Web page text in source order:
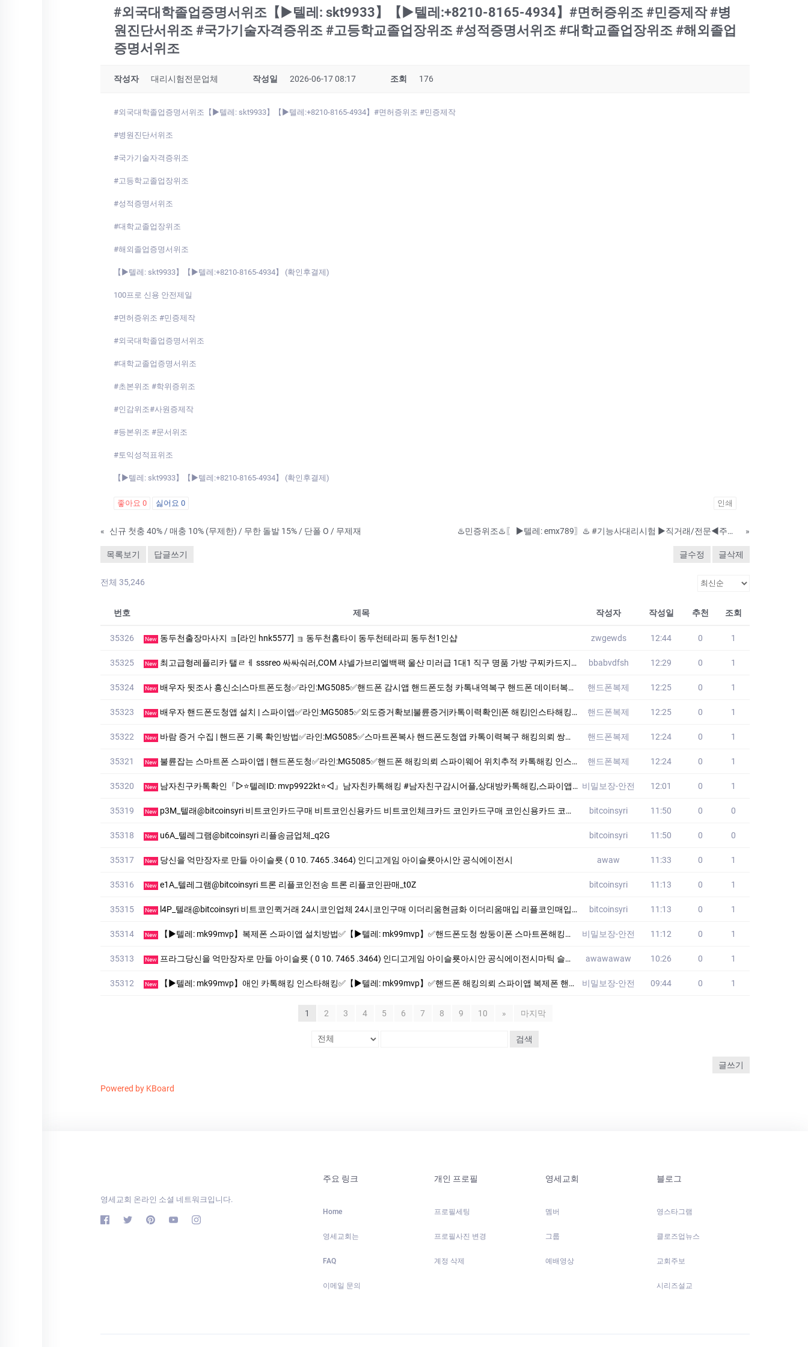
#외국대학졸업증명서위조【▶텔레: skt9933】【▶텔레:+8210-8165-4934】#면허증위조 #민증제작 #병
원진단서위조 #국가기술자격증위조 #고등학교졸업장위조 #성적증명서위조 #대학교졸업장위조 #해외졸업
증명서위조
작성자 대리시험전문업체 작성일 2026-06-17 08:17 조회 176
#외국대학졸업증명서위조【▶텔레: skt9933】【▶텔레:+8210-8165-4934】#면허증위조 #민증제작
#병원진단서위조
#국가기술자격증위조
#고등학교졸업장위조
#성적증명서위조
#대학교졸업장위조
#해외졸업증명서위조
【▶텔레: skt9933】【▶텔레:+8210-8165-4934】 (확인후결제)
100프로 신용 안전제일
#면허증위조 #민증제작
#외국대학졸업증명서위조
#대학교졸업증명서위조
#초본위조 #학위증위조
#인감위조#사원증제작
#등본위조 #문서위조
#토익성적표위조
【▶텔레: skt9933】【▶텔레:+8210-8165-4934】 (확인후결제)
좋아요 0 싫어요 0 인쇄
« 신규 첫충 40% / 매충 10% (무제한) / 무한 돌발 15% / 단폴 O / 무제재 ♨️민증위조♨️〖 ▶텔레: emx789〗♨️ #기능사대리시험 ▶직거래/전문◀주민등록증제작❣️〖 ▶텔레: emx789〗 ❣️ ♦ → 전문 직거래 업체와 거래하세요 신분증제작 민증제작 면허증위조 〖 ▶텔레: emx789〗 ▶사 »
목록보기 답글쓰기 글수정 글삭제
전체 35,246
번호 제목 작성자 작성일 추천 조회
35326 New 동두천출장마사지 ョ[라인 hnk5577] ョ 동두천홈타이 동두천테라피 동두천1인샵 zwgewds 12:44 0 1
35325 New 최고급형레플리카 탤ㄹㅔ sssreo 싸싸숴러,COM 샤넬가브리엘백팩 울산 미러급 1대1 직구 명품 가방 구찌카드지갑남자 남자명품가방 CEB bbabvdfsh 12:29 0 1
35324 New 배우자 뒷조사 흥신소|스마트폰도청✅라인:MG5085✅핸드폰 감시앱 핸드폰도청 카톡내역복구 핸드폰 데이터복구 위치추적 도청앱 복제폰 스파이앱 쌍둥이폰 핸드폰복제 12:25 0 1
35323 New 배우자 핸드폰도청앱 설치 | 스파이앱✅라인:MG5085✅외도증거확보|불륜증거|카톡이력확인|폰 해킹|인스타해킹|복제폰|주변소리도청|통화녹음|위치추적 쌍둥이폰 핸드폰복제 12:25 0 1
35322 New 바람 증거 수집 | 핸드폰 기록 확인방법✅라인:MG5085✅스마트폰복사 핸드폰도청앱 카톡이력복구 해킹의뢰 쌍둥이폰 주변환경소리도청 카메라해킹 통화녹음 위치추적 핸드폰복제 12:24 0 1
35321 New 불륜잡는 스마트폰 스파이앱 | 핸드폰도청✅라인:MG5085✅핸드폰 해킹의뢰 스파이웨어 위치추적 카톡해킹 인스타해킹 주변소리도청 통화녹음 핸드폰복제 12:24 0 1
35320 New 남자친구카톡확인『▷⭐텔레ID: mvp9922kt⭐◁』남자친카톡해킹 #남자친구감시어플,상대방카톡해킹,스파이앱,인스타그램해킹,카카오톡해킹,스파이앱의뢰.위치추적.스마트폰해킹확인 ✨⎝⎝실시간 데이터 업데이트 최고수준 해커 다수보요 비밀보장-안전 12:01 0 1
35319 New p3M_텔래@bitcoinsyri 비트코인카드구매 비트코인신용카드 비트코인체크카드 코인카드구매 코인신용카드 코인체크카드_h9H bitcoinsyri 11:50 0 0
35318 New u6A_텔레그램@bitcoinsyri 리플송금업체_q2G bitcoinsyri 11:50 0 0
35317 New 당신을 억만장자로 만들 아이슬룟 ( 0 10. 7465 .3464) 인디­고게­임 아이슬룟아시안 공식에이전시 awaw 11:33 0 1
35316 New e1A_텔레그램@bitcoinsyri 트론 리플코인전송 트론 리플코인판매_t0Z bitcoinsyri 11:13 0 1
35315 New l4P_텔래@bitcoinsyri 비트코인퀵거래 24시코인업체 24시코인구매 이더리움현금화 이더리움매입 리플코인매입 리플코인판매 트론리플코인전송_e1D bitcoinsyri 11:13 0 1
35314 New 【▶텔레: mk99mvp】복제폰 스파이앱 설치방법✅【▶텔레: mk99mvp】✅핸드폰도청 쌍둥이폰 스마트폰해킹의뢰 폰 복제 위치추적 핸드폰감시 카톡해킹 인스타해킹 스파이웨어 설치 핸드폰도청 복제폰 【▶텔레: mk99mvp】 쌍둥 비밀보장-안전 11:12 0 1
35313 New 프라그당신을 억만장자로 만들 아이슬룟 ( 0 10. 7465 .3464) 인디­고게­임 아이슬룟아시안 공식에이전시마틱 슬룟 정품 사이트 ◆blgm7.com◆ 아이 슬룟 아시아 게이밍 awawawaw 10:26 0 1
35312 New 【▶텔레: mk99mvp】애인 카톡해킹 인스타해킹✅【▶텔레: mk99mvp】✅핸드폰 해킹의뢰 스파이앱 복제폰 핸드폰도청 쌍둥이폰 핸드폰감시 폰 복제 위치추적 스마트폰해킹 외도증거수집 불륜#복제폰#핸드폰도청 【▶텔레: mk99m 비밀보장-안전 09:44 0 1
1 2 3 4 5 6 7 8 9 10 » 마지막
검색
글쓰기
Powered by KBoard
영세교회 온라인 소셜 네트워크입니다.
주요 링크
Home
영세교회는
FAQ
이메일 문의
개인 프로필
프로필세팅
프로필사진 변경
계정 삭제
영세교회
멤버
그룹
예배영상
블로그
영스타그램
클로즈업뉴스
교회주보
시리즈설교